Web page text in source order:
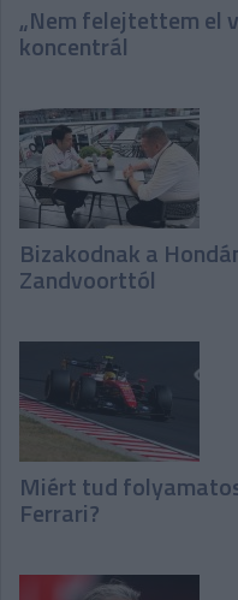
„Nem felejtettem el
koncentrál
Bizakodnak a
Zandvoorttól
Miért tud
Ferrari?